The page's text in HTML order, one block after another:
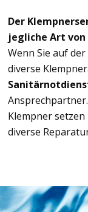
Der
jegliche Art
Wenn Sie auf
diverse
Klempner
diverse